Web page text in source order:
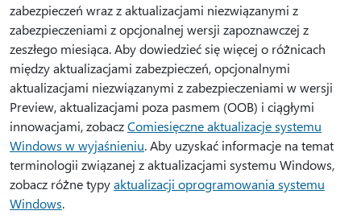
zabezpieczeń wraz z aktualizacjami niezwiązanymi z
zabezpieczeniami z opcjonalnej wersji zapoznawczej z
zeszłego miesiąca. Aby dowiedzieć się więcej o różnicach
między aktualizacjami zabezpieczeń, opcjonalnymi
aktualizacjami niezwiązanymi z zabezpieczeniami w wersji
Preview, aktualizacjami poza pasmem (OOB) i ciągłymi
innowacjami, zobaczComiesięczne aktualizacje systemu
Windows w wyjaśnieniu. Aby uzyskać informacje na temat
terminologii związanej z aktualizacjami systemu Windows,
zobacz różne typyaktualizacji oprogramowania systemu
Windows.